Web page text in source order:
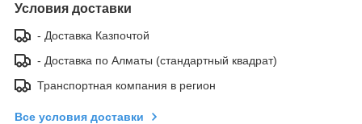
Условия доставки
- Доставка Казпочтой
- Доставка по Алматы (стандартный квадрат)
Транспортная компания в регион
Все условия доставки